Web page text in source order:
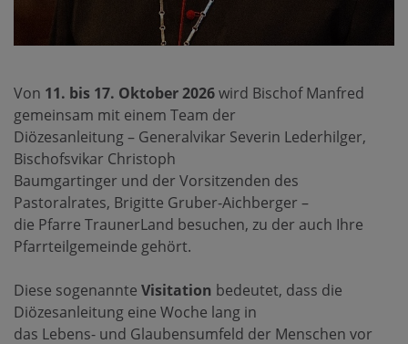
Von 11. bis 17. Oktober 2026wird Bischof Manfred
gemeinsam mit einem Team der
Diözesanleitung – Generalvikar Severin Lederhilger,
Bischofsvikar Christoph
Baumgartinger und der Vorsitzenden des
Pastoralrates, Brigitte Gruber-Aichberger –
die Pfarre TraunerLand besuchen, zu der auch Ihre
Pfarrteilgemeinde gehört.
Diese sogenannte Visitation bedeutet, dass die
Diözesanleitung eine Woche lang in
das Lebens- und Glaubensumfeld der Menschen vor